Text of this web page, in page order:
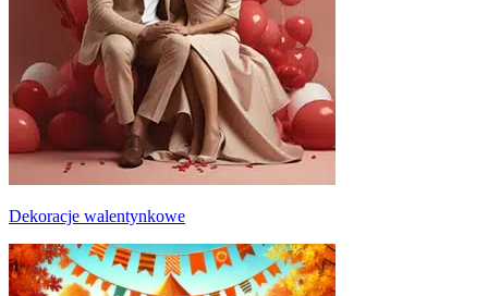
Dekoracje walentynkowe